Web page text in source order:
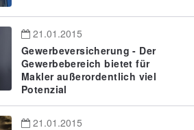
21.01.2015
Gewerbeversicherung - Der
Gewerbebereich bietet für
Makler außerordentlich viel
Potenzial
21.01.2015